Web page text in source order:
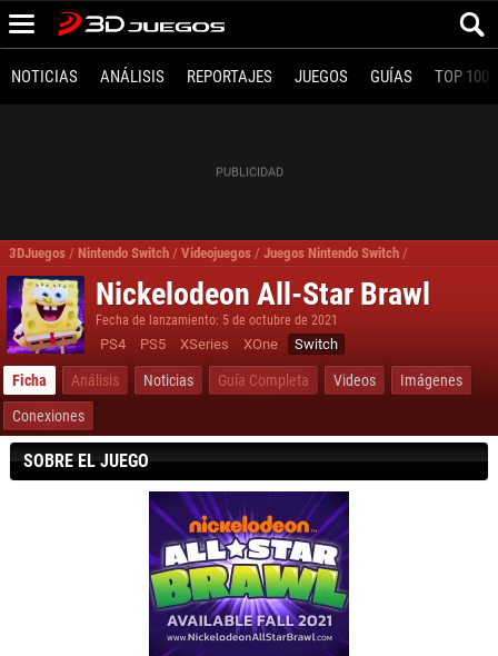
NOTICIAS ANÁLISIS REPORTAJES JUEGOS GUÍAS TOP 100
3DJuegos / Nintendo Switch / Videojuegos / Juegos Nintendo Switch /
Nickelodeon All-Star Brawl
Fecha de lanzamiento: 5 de octubre de 2021
PS4 PS5 XSeries XOne Switch
Ficha Análisis Noticias Guía Completa Videos
Imágenes
Conexiones
SOBRE EL JUEGO